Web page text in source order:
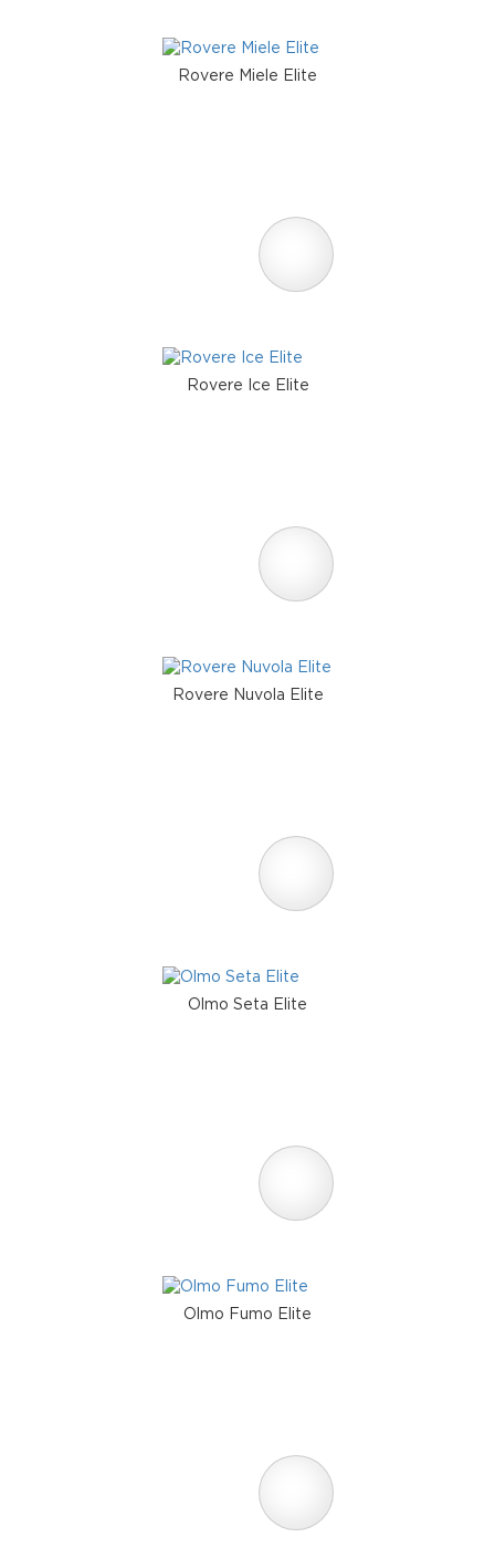
Rovere Miele Elite
Rovere Ice Elite
Rovere Nuvola Elite
Olmo Seta Elite
Olmo Fumo Elite